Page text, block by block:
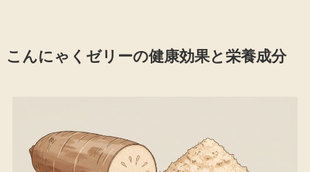
こんにゃくゼリーの健康効果と栄養成分